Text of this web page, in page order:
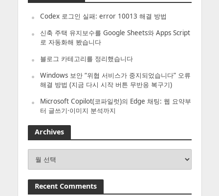
Codex 로그인 실패: error 10013 해결 방법
신축 주택 유지보수를 Google Sheets와 Apps Script
로 자동화해 봤습니다
블로그 카테고리를 정리했습니다
Windows 보안 “위협 서비스가 중지되었습니다” 오류
해결 방법 (지금 다시 시작 버튼 무반응 복구기)
Microsoft Copilot(코파일럿)의 Edge 채팅: 웹 요약부
터 글쓰기·이미지 분석까지
Archives
Recent Comments